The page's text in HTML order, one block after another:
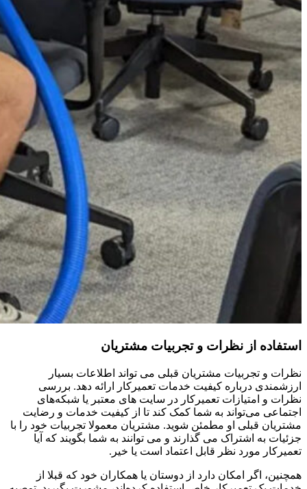
استفاده از نظرات و تجربیات مشتریان
نظرات و تجربیات مشتریان قبلی می ‌تواند اطلاعات بسیار
ارزشمندی درباره کیفیت خدمات تعمیرکار ارائه دهد. بررسی
نظرات و امتیازات تعمیرکار در سایت ‌های معتبر یا شبکه‌های
اجتماعی می‌تواند به شما کمک کند تا از کیفیت خدمات و رضایت
مشتریان قبلی او مطمئن شوید. مشتریان معمولا تجربیات خود را با
جزئیات به اشتراک می ‌گذارند و می ‌توانند به شما بگویند که آیا
تعمیرکار مورد نظر قابل اعتماد است یا خیر.
همچنین، اگر امکان دارد از دوستان یا همکاران خود که قبلا از